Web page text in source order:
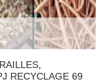
RECYCLAGE 69